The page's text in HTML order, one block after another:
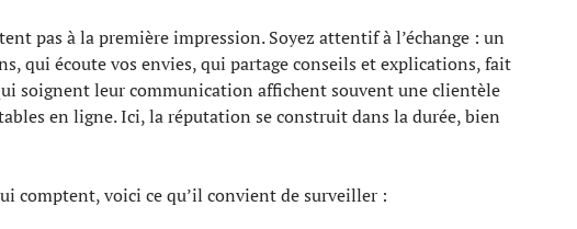
pas à la première impression. Soyez attentif à l’échange : un
qui écoute vos envies, qui partage conseils et explications, fait
soignent leur communication affichent souvent une clientèle
en ligne. Ici, la réputation se construit dans la durée, bien
comptent, voici ce qu’il convient de surveiller :